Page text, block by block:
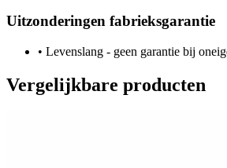
Uitzonderingen fabrieksgarantie
• Levenslang - geen garantie bij
Vergelijkbare producten